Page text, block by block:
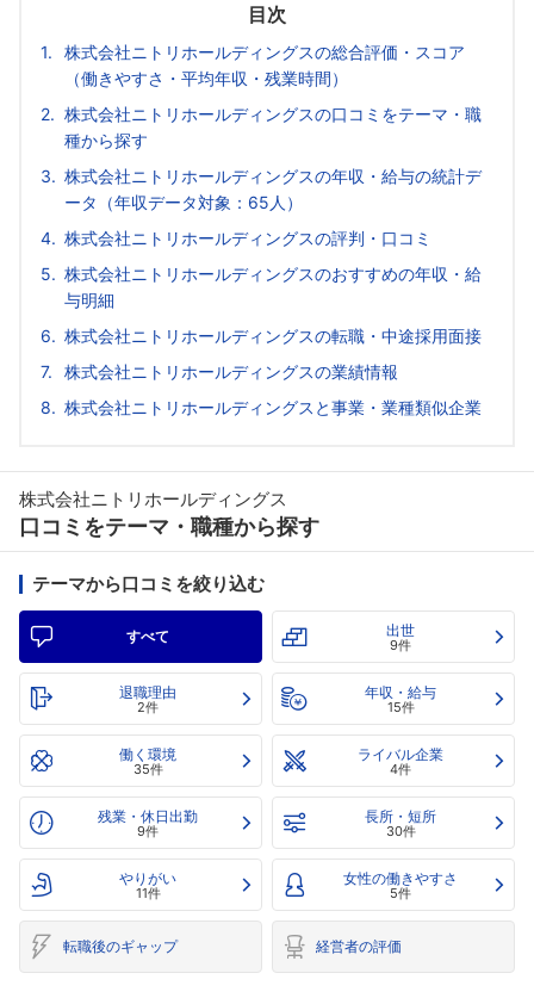
目次
株式会社ニトリホールディングスの総合評価・スコア
（働きやすさ・平均年収・残業時間）
株式会社ニトリホールディングスの口コミをテーマ・職
種から探す
株式会社ニトリホールディングスの年収・給与の統計デ
ータ（年収データ対象：65人）
株式会社ニトリホールディングスの評判・口コミ
株式会社ニトリホールディングスのおすすめの年収・給
与明細
株式会社ニトリホールディングスの転職・中途採用面接
株式会社ニトリホールディングスの業績情報
株式会社ニトリホールディングスと事業・業種類似企業
株式会社ニトリホールディングス
口コミをテーマ・職種から探す
テーマから口コミを絞り込む
すべて 出世
9件
退職理由
2件
年収・給与
15件
働く環境
35件
ライバル企業
4件
残業・休日出勤
9件
長所・短所
30件
やりがい
11件
女性の働きやすさ
5件
転職後のギャップ 経営者の評価